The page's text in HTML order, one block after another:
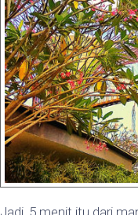
Jadi, 5 menit itu dari